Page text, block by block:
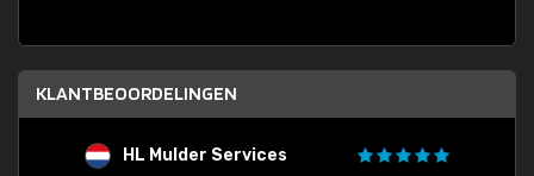
KLANTBEOORDELINGEN
HL Mulder Services